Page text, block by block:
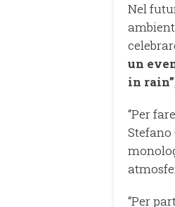
Nel
un
in
“Per
“Per